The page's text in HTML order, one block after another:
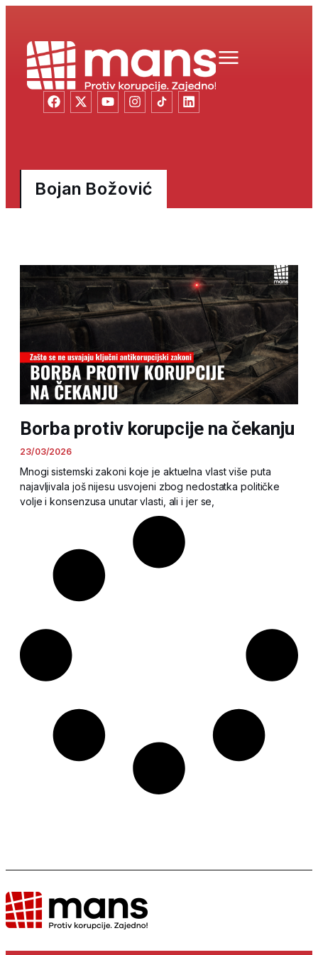
Bojan Božović
Borba protiv korupcije na čekanju
23/03/2026
Mnogi sistemski zakoni koje je aktuelna vlast više puta
najavljivala još nijesu usvojeni zbog nedostatka političke
volje i konsenzusa unutar vlasti, ali i jer se,